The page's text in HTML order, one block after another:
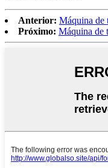
Anterior: Máquina de
Próximo: Máquina de